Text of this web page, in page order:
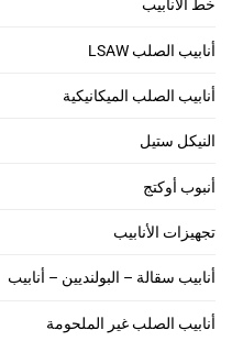
خط الأنابيب
أنابيب الصلب LSAW
أنابيب الصلب الميكانيكية
النيكل ستيل
أنبوب أوكتج
تجهيزات الأنابيب
أنابيب سقالة – البولنديين – أنابيب
أنابيب الصلب غير الملحومة